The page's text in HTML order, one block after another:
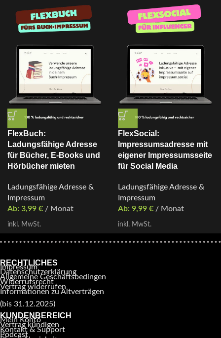
FlexBuch:
Ladungsfähige Adresse
für Bücher, E-Books und
Hörbücher mieten
Ladungsfähige Adresse &
Impressum
Ab: 3,99 € / Monat
inkl. MwSt.
FlexSocial:
Impressumsadresse mit
eigener Impressumsseite
für Social Media
Ladungsfähige Adresse &
Impressum
Ab: 9,99 € / Monat
inkl. MwSt.
RECHTLICHES
Impressum
Datenschutzerklärung
Allgemeine Geschäftsbedingen
Widerrufsrecht
Vertrag widerrufen
Informationen zu Altverträgen
(bis 31.12.2025)
KUNDENBEREICH
Mein Konto
Vertrag kündigen
Kontakt & Support
Podcast